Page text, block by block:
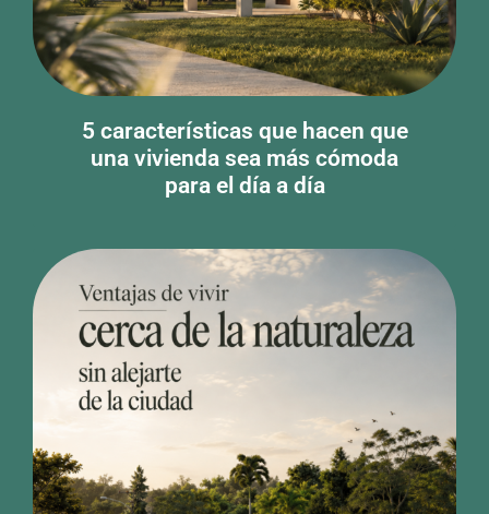
5 características que hacen que
una vivienda sea más cómoda
para el día a día